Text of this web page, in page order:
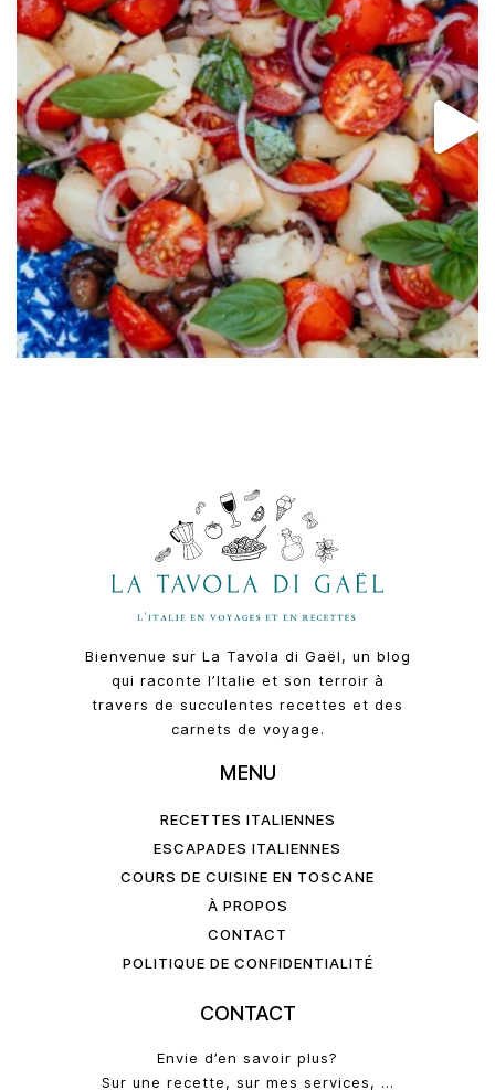
Bienvenue sur La Tavola di Gaël, un blog
qui raconte l’Italie et son terroir à
travers de succulentes recettes et des
carnets de voyage.
MENU
RECETTES ITALIENNES
ESCAPADES ITALIENNES
COURS DE CUISINE EN TOSCANE
À PROPOS
CONTACT
POLITIQUE DE CONFIDENTIALITÉ
CONTACT
Envie d’en savoir plus?
Sur une recette, sur mes services, …